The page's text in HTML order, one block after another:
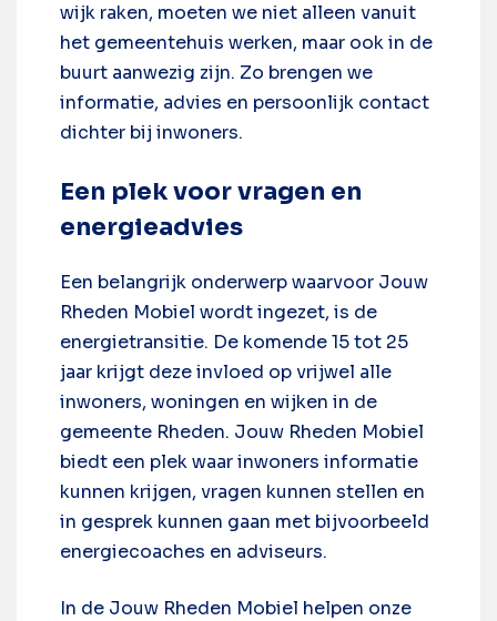
wijk raken, moeten we niet alleen vanuit
het gemeentehuis werken, maar ook in de
buurt aanwezig zijn. Zo brengen we
informatie, advies en persoonlijk contact
dichter bij inwoners.
Een plek voor vragen en
energieadvies
Een belangrijk onderwerp waarvoor Jouw
Rheden Mobiel wordt ingezet, is de
energietransitie. De komende 15 tot 25
jaar krijgt deze invloed op vrijwel alle
inwoners, woningen en wijken in de
gemeente Rheden. Jouw Rheden Mobiel
biedt een plek waar inwoners informatie
kunnen krijgen, vragen kunnen stellen en
in gesprek kunnen gaan met bijvoorbeeld
energiecoaches en adviseurs.
In de Jouw Rheden Mobiel helpen onze